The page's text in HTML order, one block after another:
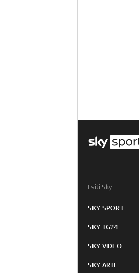
I siti Sky:
SKY SPORT
SKY TG24
SKY VIDEO
SKY ARTE